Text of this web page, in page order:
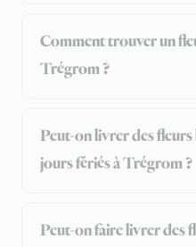
Comment trouver un
Trégrom ?
Peut-on livrer des fleurs
jours fériés à Trégrom ?
Peut-on faire livrer des